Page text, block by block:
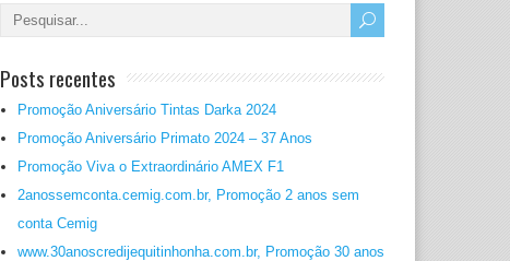
Posts recentes
Promoção Aniversário Tintas Darka 2024
Promoção Aniversário Primato 2024 – 37 Anos
Promoção Viva o Extraordinário AMEX F1
2anossemconta.cemig.com.br, Promoção 2 anos sem
conta Cemig
www.30anoscredijequitinhonha.com.br, Promoção 30 anos